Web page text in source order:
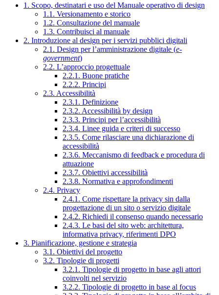
1. Scopo, destinatari e uso del Manuale operativo di design
1.1. Versionamento e storico
1.2. Consultazione del manuale
1.3. Contribuisci al manuale
2. Introduzione al design per i servizi pubblici digitali
2.1. Design per l’amministrazione digitale (e-
government)
2.2. L’approccio progettuale
2.2.1. Buone pratiche
2.2.2. Principi
2.3. Accessibilità
2.3.1. Definizione
2.3.2. Accessibilità by design
2.3.3. Principi per l’accessibilità
2.3.4. Linee guida e criteri di successo
2.3.5. Come rilasciare una dichiarazione di
accessibilità
2.3.6. Meccanismo di feedback e procedura di
attuazione
2.3.7. Obiettivi accessibilità
2.3.8. Normativa e approfondimenti
2.4. Privacy
2.4.1. Come rispettare la privacy sin dalla
progettazione di un sito o servizio digitale
2.4.2. Richiedi il consenso quando necessario
2.4.3. Le basi del sito web: architettura,
informativa privacy, riferimenti DPO
3. Pianificazione, gestione e strategia
3.1. Obiettivi del progetto
3.2. Tipologie di progetti
3.2.1. Tipologie di progetto in base agli attori
coinvolti nel servizio
3.2.2. Tipologie di progetto in base al focus